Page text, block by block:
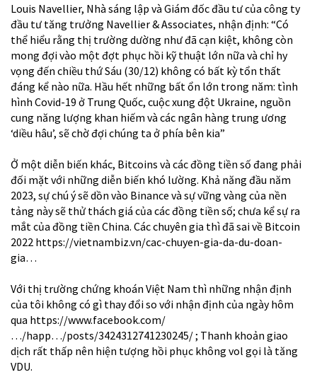
Louis Navellier, Nhà sáng lập và Giám đốc đầu tư của công ty
đầu tư tăng trưởng Navellier & Associates, nhận định: “Có
thể hiểu rằng thị trường dường như đã cạn kiệt, không còn
mong đợi vào một đợt phục hồi kỹ thuật lớn nữa và chỉ hy
vọng đến chiều thứ Sáu (30/12) không có bất kỳ tổn thất
đáng kể nào nữa. Hầu hết những bất ổn lớn trong năm: tình
hình Covid-19 ở Trung Quốc, cuộc xung đột Ukraine, nguồn
cung năng lượng khan hiếm và các ngân hàng trung ương
‘diều hâu’, sẽ chờ đợi chúng ta ở phía bên kia”
Ở một diễn biến khác, Bitcoins và các đồng tiền số đang phải
đối mặt với những diễn biến khó lường. Khả năng đầu năm
2023, sự chú ý sẽ dồn vào Binance và sự vững vàng của nền
tảng này sẽ thử thách giá của các đồng tiền số; chưa kể sự ra
mắt của đồng tiền China. Các chuyên gia thì đã sai về Bitcoin
2022 https://vietnambiz.vn/cac-chuyen-gia-da-du-doan-
gia…
Với thị trường chứng khoán Việt Nam thì những nhận định
của tôi không có gì thay đổi so với nhận định của ngày hôm
qua https://www.facebook.com/
…/happ…/posts/3424312741230245/; Thanh khoản giao
dịch rất thấp nên hiện tượng hồi phục không vol gọi là tăng
VDU.